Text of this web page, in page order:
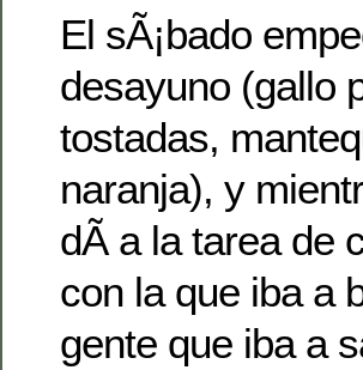
El sÃ¡bado
desayuno (gallo
tostadas,
naranja), y
dÃ­ a la tarea de
con la que iba a
gente que iba a